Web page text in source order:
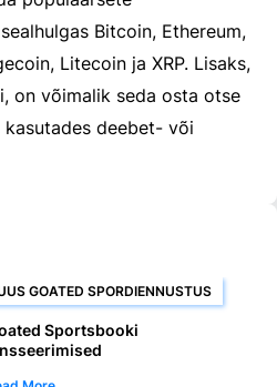
Bitcoin, Ethereum,
Litecoin ja XRP. Lisaks,
on võimalik seda osta otse
deebet- või
GOATED SPORDIENNUSTUS
Sportsbooki